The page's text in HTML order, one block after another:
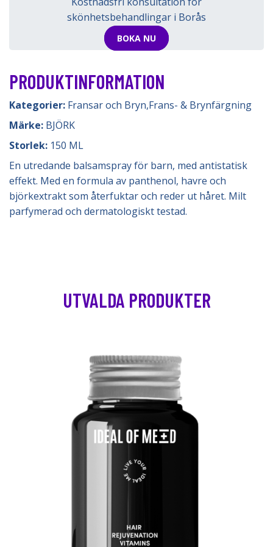
skönhetsbehandlingar i Borås
BOKA NU
PRODUKTINFORMATION
Kategorier: Fransar och Bryn,Frans- & Brynfärgning
Märke: BJÖRK
Storlek: 150 ML
En utredande balsamspray för barn, med antistatisk
effekt. Med en formula av panthenol, havre och
björkextrakt som återfuktar och reder ut håret. Milt
parfymerad och dermatologiskt testad.
UTVALDA PRODUKTER